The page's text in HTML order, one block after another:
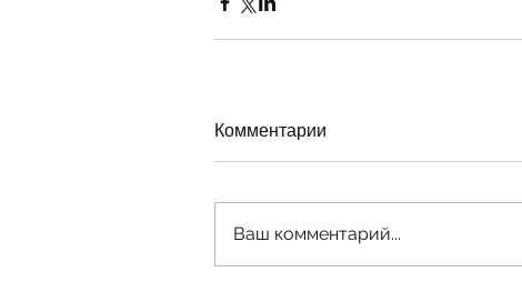
Комментарии
Ваш комментарий...